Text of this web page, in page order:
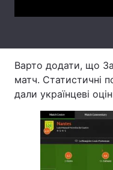
Варто додати, що
матч. Статистичні
дали українцеві